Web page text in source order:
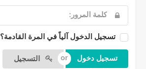
تسجيل الدخول آلياً في المرة القادمة؟
التسجيل